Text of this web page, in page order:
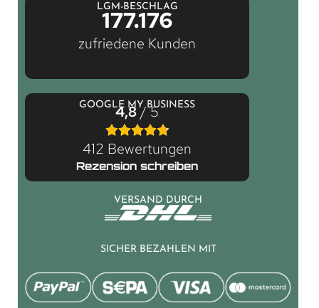
LGM-BESCHLAG
177.176
zufriedene Kunden
GOOGLE MY BUSINESS
4,8/ 5
412 Bewertungen
Rezension schreiben
VERSAND DURCH
SICHER BEZAHLEN MIT